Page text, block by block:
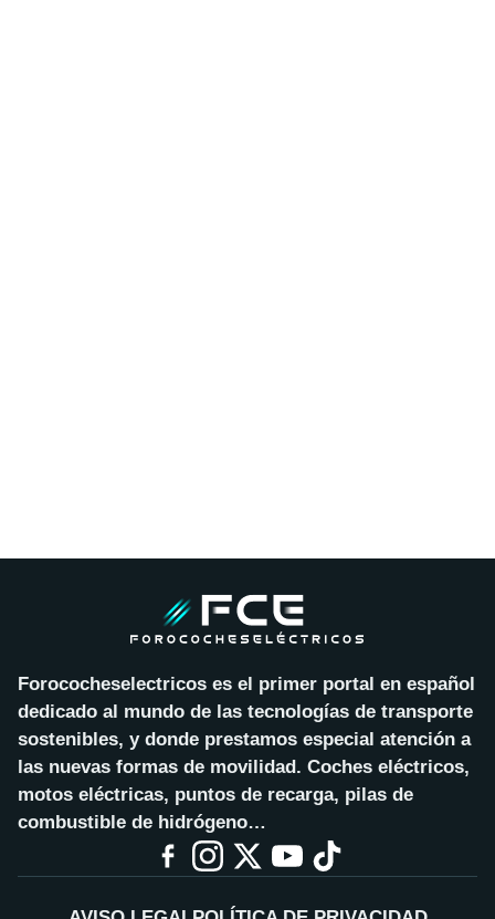
Forococheselectricos es el primer portal en español
dedicado al mundo de las tecnologías de transporte
sostenibles, y donde prestamos especial atención a
las nuevas formas de movilidad. Coches eléctricos,
motos eléctricas, puntos de recarga, pilas de
combustible de hidrógeno…